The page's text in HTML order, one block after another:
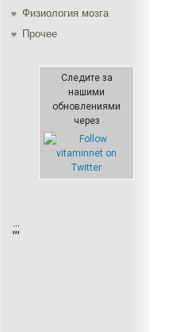
Физиология мозга
Прочее
Следите за
нашими
обновлениями
через
;;;